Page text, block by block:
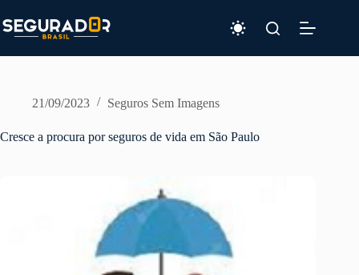
para
o
21/09/2023 Seguros Sem Imagens
Cresce a procura por seguros de vida em São Paulo